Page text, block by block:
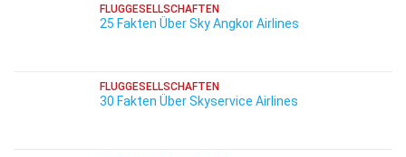
FLUGGESELLSCHAFTEN
25 Fakten Über Sky Angkor Airlines
FLUGGESELLSCHAFTEN
30 Fakten Über Skyservice Airlines